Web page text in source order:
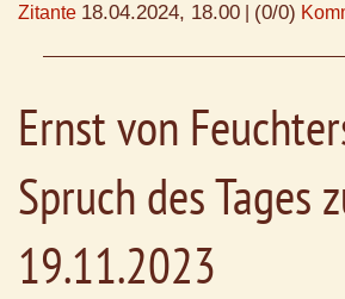
Zitante 18.04.2024, 18.00 (0/0)
Ernst von
Spruch des Tages
19.11.2023